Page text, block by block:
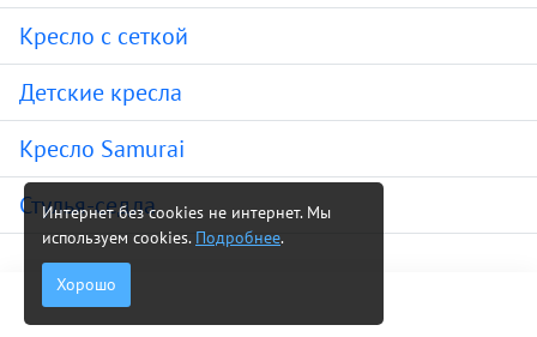
Кресло с сеткой
Детские кресла
Кресло Samurai
Стулья-седла
Интернет без cookies не интернет. Мы
используем cookies. Подробнее.
Хорошо